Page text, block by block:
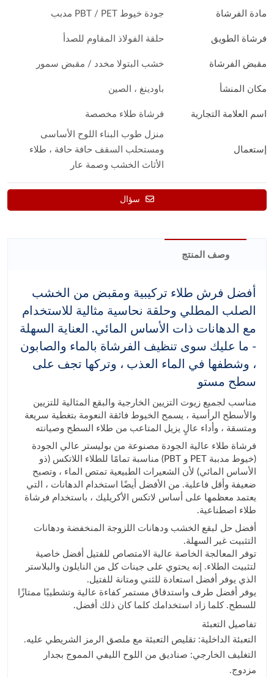
مادة الفرشاة جودة خيوط PBT / PET مدبب
فرشاة الطويق حلقة الفولاذ المقاوم للصدأ
مقبض الفرشاة خشب البتولا مخدد / مقبض سمور
مكان المنشأ باودينغ ، الصين
اسم العلامة التجارية فرشاة طلاء مخصصة
إستعمال
منزل طوب البناء اللوح الأساسى
ومستحلب السقف حافة حافة ، طلاء
الأثاث الخشب وصمة عار
سؤال
وصف المنتج
أفضل فرش طلاء تركيبية ومقبض من الخشب
الصلب المطلي وحلقة نحاسية مثالية للاستخدام
مع الدهانات ذات الأساس المائي. العناية السهلة
- ما عليك سوى تنظيف الفرشاة بالماء والصابون
، وشطفها في الماء العذب ، وتركها تجف على
سطح مستو
مناسب لجميع زيوت التزيين الخارجية والبقع المثالية للتزيين
والأسطح الرأسية ، يسمح الخيوط فائقة النعومة بتغطية سريعة
ومتسقة ، وأداء عالٍ يزيل المتاعب من طلاء السطح وصيانته
فرشاة طلاء عالية الجودة مصنوعة من بوليستر عالي الجودة
(خيوط مدببة PET و PBT) مناسبة تمامًا للطلاء اللاتكس (ذو
الأساس المائي) لأن الشعيرات الطبيعية تمتص الماء ، وتصبح
ضعيفة وأقل فاعلية. من الأفضل أيضًا استخدام الدهانات ، التي
يعتمد معظمها على أساس لاتكس الأكريليك ، باستخدام فرشاة
طلاء اصطناعية.
أفضل حل لبقع الخشب ودهانات اللزوجة المنخفضة ودهانات
التثبيت غير السهلة.
توفر المعالجة الخاصة عالية الامتصاص للفتيل أفضل خاصية
لتثبيت الطلاء. إنه يحتوي على جينات كل من النايلون والبلاستر
الذي يوفر أفضل استعادة للثني ومتانة للفتيل.
يوفر أفضل طرف واستدقاق مستمر كفاءة عالية وتشطيبًا ممتازًا
للسطح. كلما زاد استخدامك كلما كان ذلك أفضل.
تفاصيل التعبئة
التعبئة الداخلية: تقليص التعبئة مع ملصق الرمز الشريطي عليه.
التغليف الخارجي: صناديق من اللوح الليفي المموج بجدار
مزدوج.